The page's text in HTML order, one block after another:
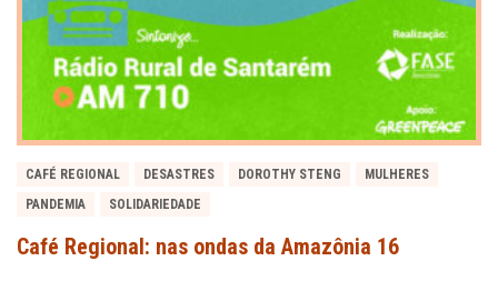
CAFÉ REGIONAL DESASTRES DOROTHY STENG
MULHERES
PANDEMIA
SOLIDARIEDADE
Café Regional: nas ondas da Amazônia 16